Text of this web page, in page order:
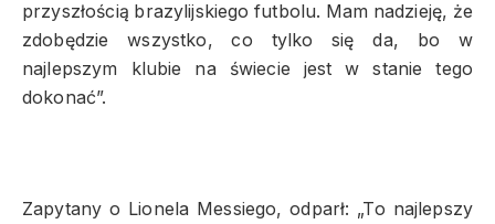
przyszłością brazylijskiego futbolu. Mam nadzieję, że
zdobędzie wszystko, co tylko się da, bo w
najlepszym klubie na świecie jest w stanie tego
dokonać”.
Zapytany o Lionela Messiego, odparł: „To najlepszy